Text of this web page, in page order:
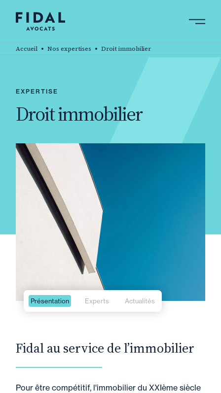
contenu
Accueil Nos expertises Droit immobilier
EXPERTISE
Droit immobilier
Présentation Experts Actualités
Fidal au service de l’immobilier
Pour être compétitif, l'immobilier du XXIème siècle